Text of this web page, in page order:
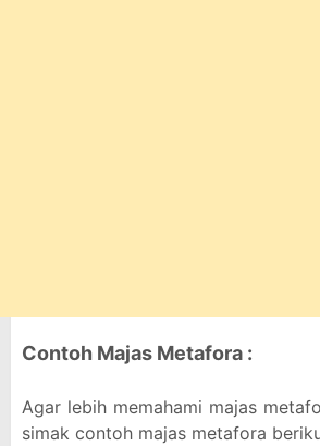
Contoh Majas Metafora :
Agar lebih memahami majas
simak contoh majas metafora